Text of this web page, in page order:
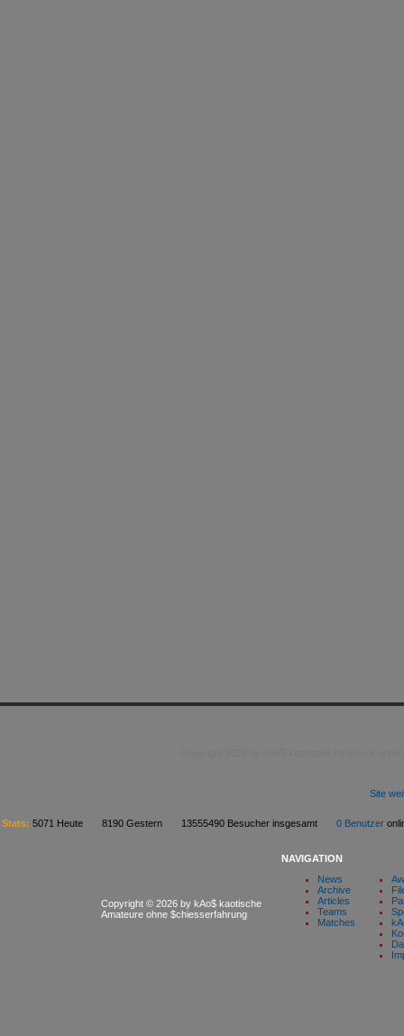
Site
Stats: 5071 Heute 8190 Gestern 13555490 Besucher insgesamt 0 Benutzer
Copyright © 2026 by kAo$ kaotische
Amateure ohne $chiesserfahrung
NAVIGATION
News
Archive
Articles
Teams
Matches